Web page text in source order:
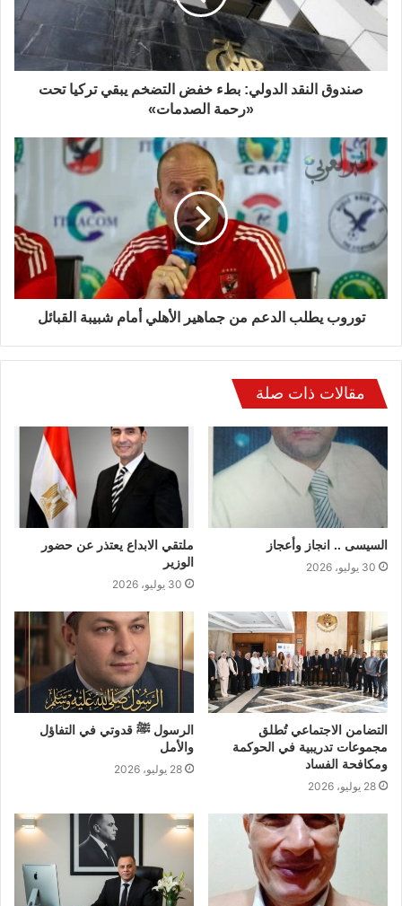
صندوق النقد الدولي: بطء خفض التضخم يبقي تركيا تحت
«رحمة الصدمات»
توروب يطلب الدعم من جماهير الأهلي أمام شبيبة القبائل
مقالات ذات صلة
السيسى .. انجاز وأعجاز
30 يوليو، 2026
ملتقي الابداع يعتذر عن حضور
الوزير
30 يوليو، 2026
التضامن الاجتماعي تُطلق
مجموعات تدريبية في الحوكمة
ومكافحة الفساد
28 يوليو، 2026
الرسول ﷺ قدوتي في التفاؤل
والأمل
28 يوليو، 2026